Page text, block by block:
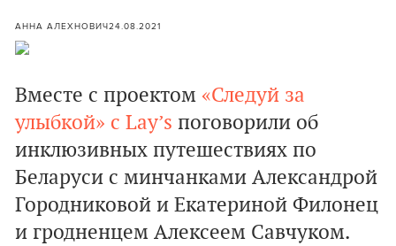
АННА АЛЕХНОВИЧ24.08.2021
Вместе с проектом «Следуй за
улыбкой» с Lay’s поговорили об
инклюзивных путешествиях по
Беларуси с минчанками Александрой
Городниковой и Екатериной Филонец
и гродненцем Алексеем Савчуком.